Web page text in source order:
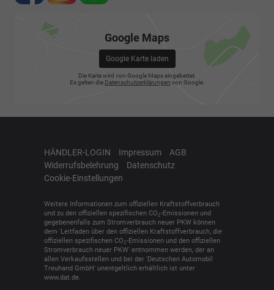
Google Maps
Google Karte laden
Die Karte wird von Google Maps eingebettet.
Es gelten die Datenschutzerklärungen von Google.
HÄNDLER-LOGIN Impressum
AGB
Widerrufsbelehrung
Datenschutz
Cookie-Einstellungen
Weitere Informationen zum offiziellen Kraftstoffverbrauch
und zu den offiziellen spezifischen CO2-Emissionen und
gegebenenfalls zum Stromverbrauch neuer PKW können
dem 'Leitfaden über den offiziellen Kraftstoffverbrauch, die
offiziellen spezifischen CO2-Emissionen und den offiziellen
Stromverbrauch neuer PKW' entnommen werden, der an
allen Verkaufsstellen und bei der 'Deutschen Automobil
Treuhand GmbH' unentgeltlich erhältlich ist unter
www.dat.de.